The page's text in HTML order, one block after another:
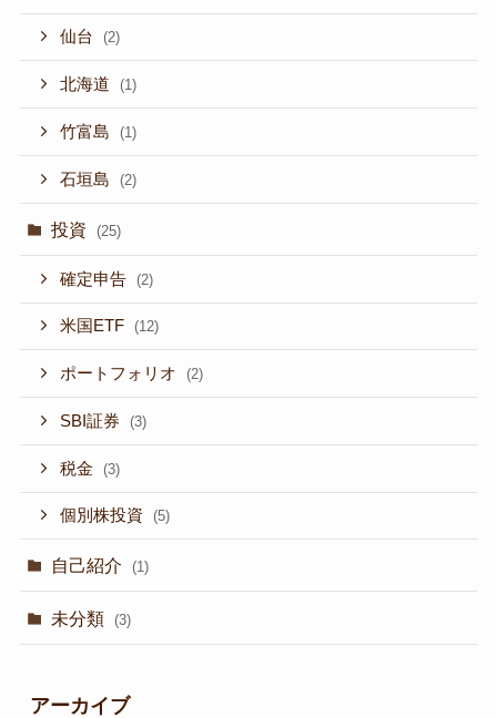
仙台 (2)
北海道 (1)
竹富島 (1)
石垣島 (2)
投資 (25)
確定申告 (2)
米国ETF (12)
ポートフォリオ (2)
SBI証券 (3)
税金 (3)
個別株投資 (5)
自己紹介 (1)
未分類 (3)
アーカイブ